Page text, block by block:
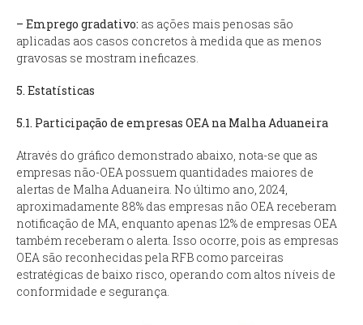
– Emprego gradativo: as ações mais penosas são
aplicadas aos casos concretos à medida que as menos
gravosas se mostram ineficazes.
5. Estatísticas
5.1. Participação de empresas OEA na Malha Aduaneira
Através do gráfico demonstrado abaixo, nota-se que as
empresas não-OEA possuem quantidades maiores de
alertas de Malha Aduaneira. No último ano, 2024,
aproximadamente 88% das empresas não OEA receberam
notificação de MA, enquanto apenas 12% de empresas OEA
também receberam o alerta. Isso ocorre, pois as empresas
OEA são reconhecidas pela RFB como parceiras
estratégicas de baixo risco, operando com altos níveis de
conformidade e segurança.